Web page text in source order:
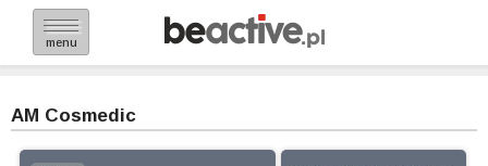
menu
AM Cosmedic